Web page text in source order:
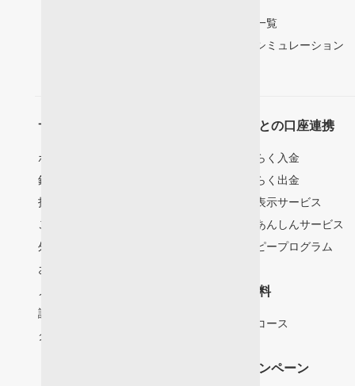
商品一覧
節税シミュレーション
サービス
ポイントプログラム
銀行との口座連携
投資情報サービス
ご入金・ご出金
外貨決済
お取引時間
証券税制
クーポンサービス
銀行との口座連携
らくらく入金
らくらく出金
残高表示サービス
投資あんしんサービス
ハッピープログラム
手数料
超割コース
キャンペーン